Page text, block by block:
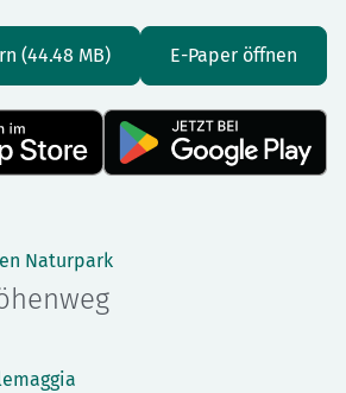
(44.48 MB) E-Paper öffnen
Naturpark